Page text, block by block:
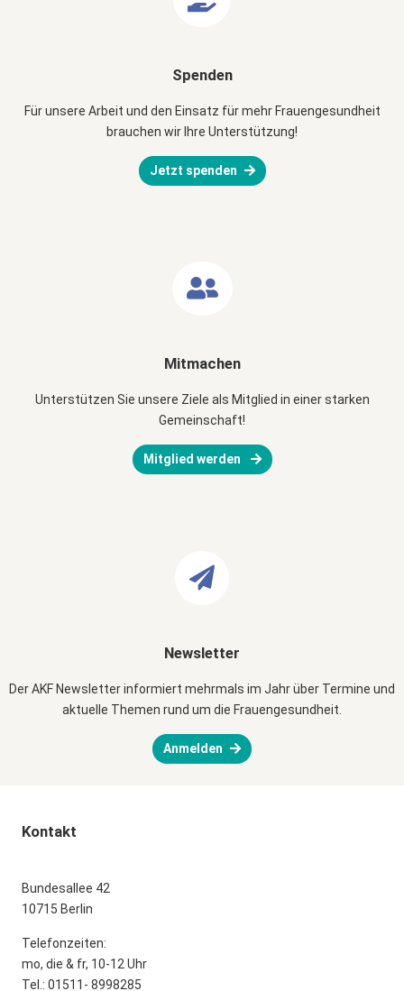
Spenden
Für unsere Arbeit und den Einsatz für mehr Frauengesundheit
brauchen wir Ihre Unterstützung!
Jetzt spenden
Mitmachen
Unterstützen Sie unsere Ziele als Mitglied in einer starken
Gemeinschaft!
Mitglied werden
Newsletter
Der AKF Newsletter informiert mehrmals im Jahr über Termine und
aktuelle Themen rund um die Frauengesundheit.
Anmelden
Kontakt
Bundesallee 42
10715 Berlin
Telefonzeiten:
mo, die & fr, 10-12 Uhr
Tel.: 01511- 8998285